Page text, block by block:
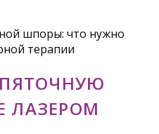
ЛАЗЕРОМ